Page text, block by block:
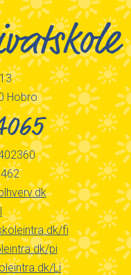
Hobro
fi
pi
Li